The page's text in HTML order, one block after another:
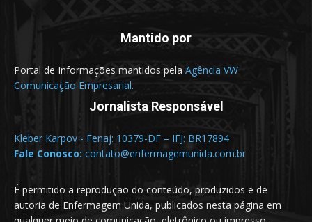
Mantido por
Portal de Informações mantidos pela Agência VW
Comunicação Empresarial.
Jornalista Responsável
Kleber Karpov - Fenaj: 10379-DF – IFJ: BR17894
Fale Conosco: contato@enfermagemunida.com.br
É permitido a reprodução do conteúdo, produzidos e de
autoria de Enfermagem Unida, publicados nesta página em